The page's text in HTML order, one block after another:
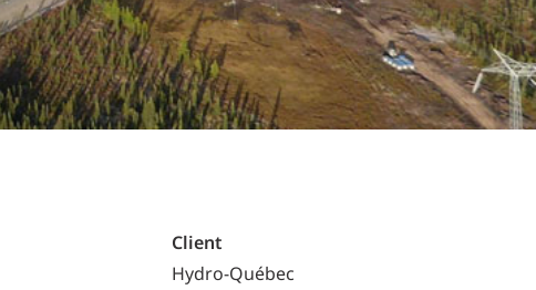
DIVERTISSEMENT + SPORTS
ARTS + CULTURE
Client
Hydro-Québec